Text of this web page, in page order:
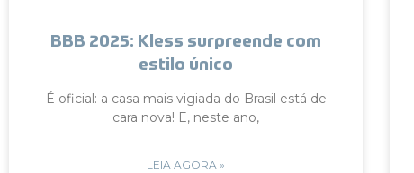
BBB 2025: Kless surpreende com
estilo único
É oficial: a casa mais vigiada do Brasil está de
cara nova! E, neste ano,
LEIA AGORA »